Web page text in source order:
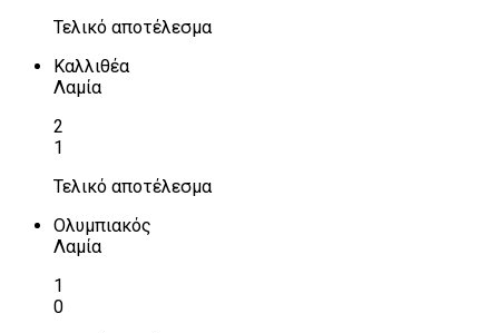
Τελικό αποτέλεσμα
Καλλιθέα
Λαμία
2
1
Τελικό αποτέλεσμα
Ολυμπιακός
Λαμία
1
0